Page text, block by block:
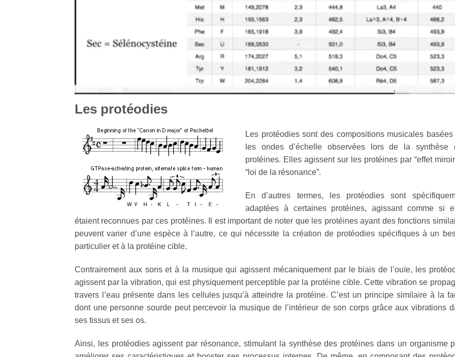
Les protéodies
Les protéodies sont des compositions musicales basées
les ondes d’échelle observées lors de la synthèse
protéines. Elles agissent sur les protéines par “effet
“loi de la résonance”.
En d’autres termes, les protéodies sont
adaptées à certaines protéines, agissant comme si
étaient reconnues par ces protéines. Il est important de noter que les protéines ayant des fonctions
peuvent varier d’une espèce à l’autre, ce qui nécessite la création de protéodies spécifiques à un
particulier et à la protéine cible.
Contrairement aux sons et à la musique qui agissent mécaniquement par le biais de l’ouïe, les
agissent par la vibration, qui est physiquement perceptible par la protéine cible. Cette vibration se
travers l’eau présente dans les cellules jusqu’à atteindre la protéine. C’est un principe similaire à la
dont une personne sourde peut percevoir la musique de l’intérieur de son corps grâce aux vibrations
ses tissus et ses os.
Ainsi, les protéodies agissent par résonance, stimulant la synthèse des protéines dans un organisme